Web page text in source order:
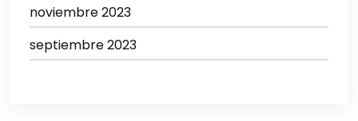
noviembre 2023
septiembre 2023